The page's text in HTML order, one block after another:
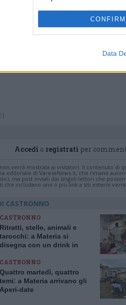
CONFIRM
Data
redazione di LegnanoNews
e cerchiamo di essere sempre in
Accedi o registrati per
verrà mostrata ai visitatori. Il contenuto di
editoriale di VareseNews.it, che rimane
ma post inviati dai singoli lettori che
che includano uno o più link a siti esterni
CASTRONNO
CASTRONNO
Ritratti, stelle, animali e
tarocchi: a Materia si
disegna con un drink in
CASTRONNO
Quattro martedì, quattro
temi: a Materia arrivano gli
Aperi-date